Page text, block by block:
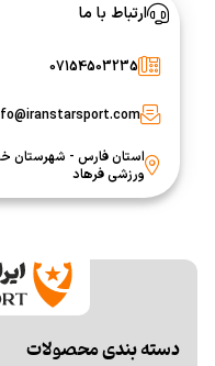
ارتباط با ما
07154503235
استان فارس - شهرستان
ورزشی فرهاد
دسته بندی محصولات